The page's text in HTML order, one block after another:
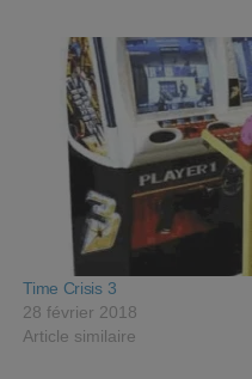
Time Crisis 3
28 février 2018
Article similaire